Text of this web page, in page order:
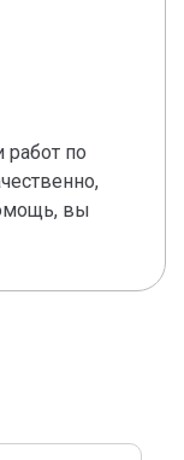
по
вы